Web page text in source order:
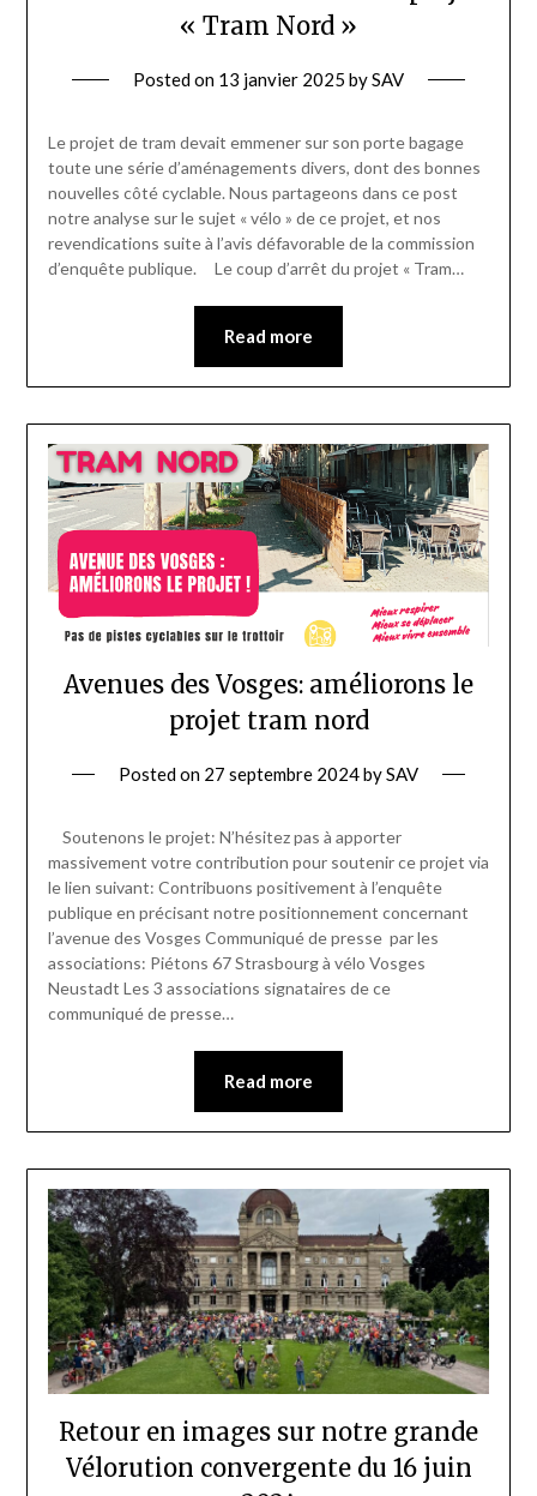
« Tram Nord »
Posted on 13 janvier 2025 bySAV
Le projet de tram devait emmener sur son porte bagage
toute une série d’aménagements divers, dont des bonnes
nouvelles côté cyclable. Nous partageons dans ce post
notre analyse sur le sujet « vélo » de ce projet, et nos
revendications suite à l’avis défavorable de la commission
d’enquête publique. Le coup d’arrêt du projet « Tram…
Read more
Avenues des Vosges: améliorons le
projet tram nord
Posted on 27 septembre 2024bySAV
Soutenons le projet: N’hésitez pas à apporter
massivement votre contribution pour soutenir ce projet via
le lien suivant: Contribuons positivement à l’enquête
publique en précisant notre positionnement concernant
l’avenue des Vosges Communiqué de presse par les
associations: Piétons 67 Strasbourg à vélo Vosges
Neustadt Les 3 associations signataires de ce
communiqué de presse…
Read more
Retour en images sur notre grande
Vélorution convergente du 16 juin